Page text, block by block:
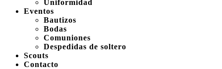
Uniformidad
Eventos
Bautizos
Bodas
Comuniones
Despedidas de soltero
Scouts
Contacto